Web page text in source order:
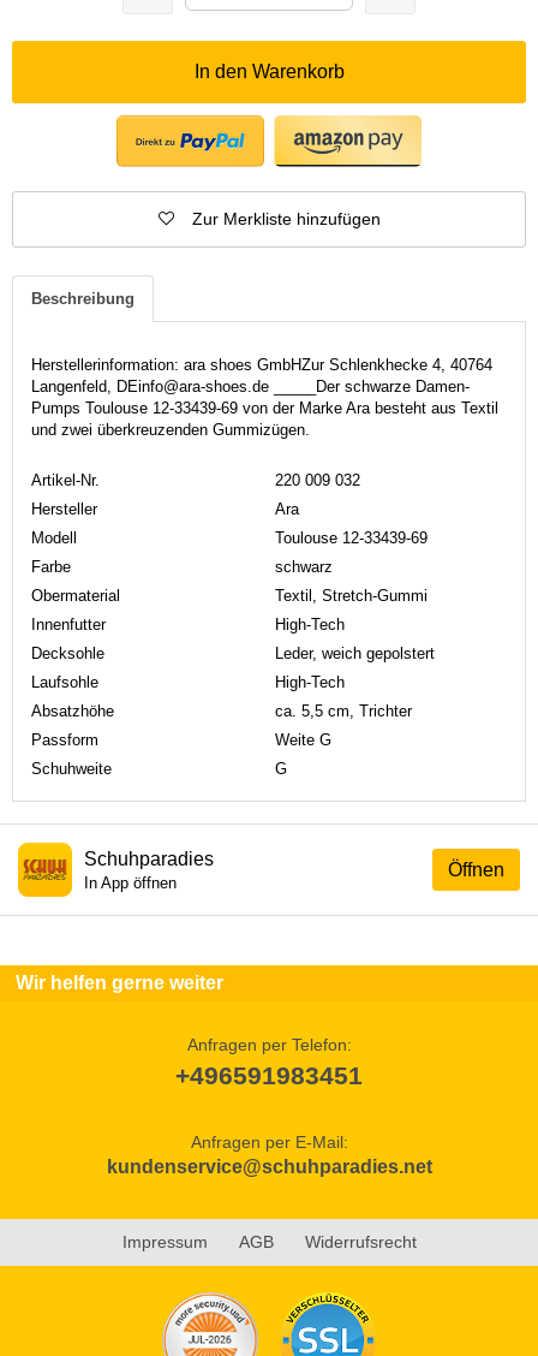
In den Warenkorb
Zur Merkliste hinzufügen
Beschreibung
Herstellerinformation: ara shoes GmbHZur Schlenkhecke 4, 40764
Langenfeld, DEinfo@ara-shoes.de _____Der schwarze Damen-
Pumps Toulouse 12-33439-69 von der Marke Ara besteht aus Textil
und zwei überkreuzenden Gummizügen.
Artikel-Nr.
220 009 032
Hersteller
Ara
Modell
Toulouse 12-33439-69
Farbe
schwarz
Obermaterial
Textil, Stretch-Gummi
Innenfutter
High-Tech
Decksohle
Leder, weich gepolstert
Laufsohle
High-Tech
Absatzhöhe
ca. 5,5 cm, Trichter
Passform
Weite G
Schuhweite
G
Öffnen
Schuhparadies
In App öffnen
Wir helfen gerne weiter
Anfragen per Telefon:
+496591983451
Anfragen per E-Mail:
kundenservice@schuhparadies.net
Impressum AGB Widerrufsrecht